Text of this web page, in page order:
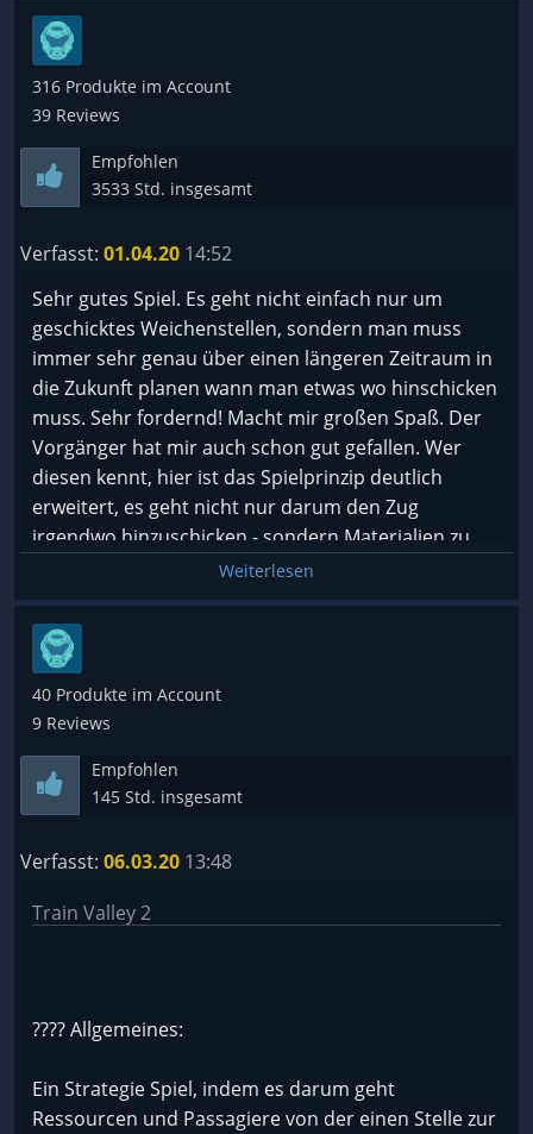
316 Produkte im Account
39 Reviews
Empfohlen
3533 Std. insgesamt
Verfasst: 01.04.20 14:52
Sehr gutes Spiel. Es geht nicht einfach nur um
geschicktes Weichenstellen, sondern man muss
immer sehr genau über einen längeren Zeitraum in
die Zukunft planen wann man etwas wo hinschicken
muss. Sehr fordernd! Macht mir großen Spaß. Der
Vorgänger hat mir auch schon gut gefallen. Wer
diesen kennt, hier ist das Spielprinzip deutlich
erweitert, es geht nicht nur darum den Zug
irgendwo hinzuschicken - sondern Materialien zu
befördern mit einer längeren Produktionskette.
Weiterlesen
40 Produkte im Account
9 Reviews
Empfohlen
145 Std. insgesamt
Verfasst: 06.03.20 13:48
Train Valley 2
???? Allgemeines:
Ein Strategie Spiel, indem es darum geht
Ressourcen und Passagiere von der einen Stelle zur